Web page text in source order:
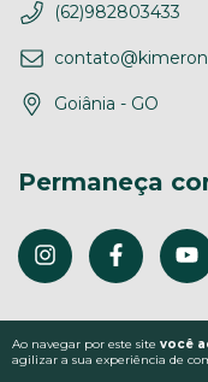
Ao navegar por este site você
agilizar a sua experiência de
(62)982803433
Goiânia - GO
Permaneça